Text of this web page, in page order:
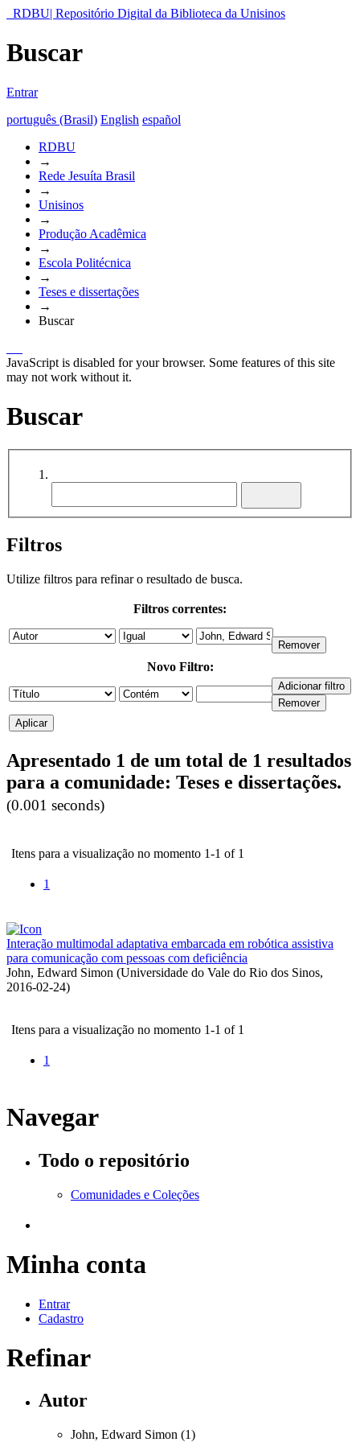
RDBU| Repositório Digital da Biblioteca da Unisinos
Buscar
Entrar
português (Brasil) English español
RDBU
→
Rede Jesuíta Brasil
→
Unisinos
→
Produção Acadêmica
→
Escola Politécnica
→
Teses e dissertações
→
Buscar
JavaScript is disabled for your browser. Some features of this site
may not work without it.
Buscar
Filtros
Utilize filtros para refinar o resultado de busca.
Filtros correntes:
Novo Filtro:
Apresentado 1 de um total de 1 resultados
para a comunidade: Teses e dissertações.
(0.001 seconds)
Itens para a visualização no momento 1-1 of 1
1
Interação multimodal adaptativa embarcada em robótica assistiva
para comunicação com pessoas com deficiência
John, Edward Simon (Universidade do Vale do Rio dos Sinos,
2016-02-24)
Itens para a visualização no momento 1-1 of 1
1
Navegar
Todo o repositório
Comunidades e Coleções
Minha conta
Entrar
Cadastro
Refinar
Autor
John, Edward Simon (1)